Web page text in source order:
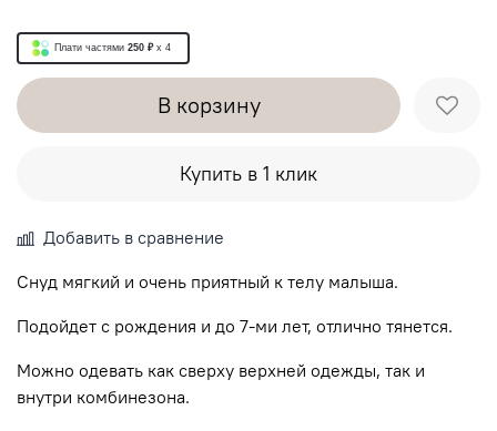
Плати частями 250 ₽ x 4
В корзину
Купить в 1 клик
Добавить в сравнение
Снуд мягкий и очень приятный к телу малыша.
Подойдет с рождения и до 7-ми лет, отлично тянется.
Можно одевать как сверху верхней одежды, так и
внутри комбинезона.